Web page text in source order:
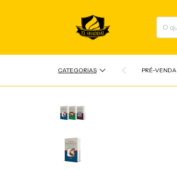
CATEGORIAS PRÉ-VENDA